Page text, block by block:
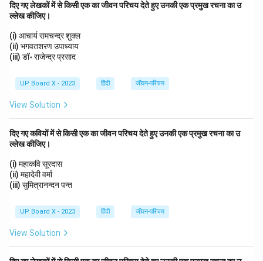
दिए गए लेखकों में से किसी एक का जीवन परिचय देते हुए उनकी एक प्रमुख रचना का उ
ल्लेख कीजिए।
(i) आचार्य रामचन्द्र शुक्ल
(ii) भगवतशरण उपाध्याय
(iii) डॉ॰ राजेन्द्र प्रसाद
UP Board X - 2023 हिंदी जीवन-परिचय
View Solution
दिए गए कवियों में से किसी एक का जीवन परिचय देते हुए उनकी एक प्रमुख रचना का उ
ल्लेख कीजिए।
(i) महाकवि सूरदास
(ii) महादेवी वर्मा
(iii) सुमित्रानन्दन पन्त
UP Board X - 2023 हिंदी जीवन-परिचय
View Solution